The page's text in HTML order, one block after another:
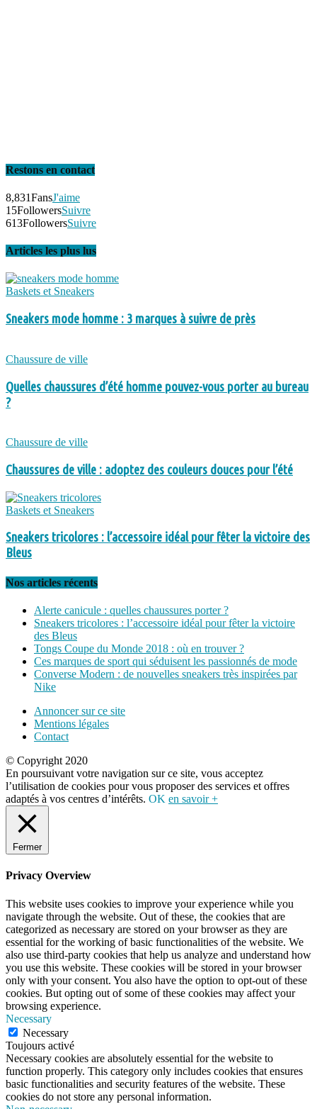
Restons en contact
8,831FansJ'aime
15FollowersSuivre
613FollowersSuivre
Articles les plus lus
Baskets et Sneakers
Sneakers mode homme : 3 marques à suivre de près
Chaussure de ville
Quelles chaussures d’été homme pouvez-vous porter au bureau
?
Chaussure de ville
Chaussures de ville : adoptez des couleurs douces pour l’été
Baskets et Sneakers
Sneakers tricolores : l’accessoire idéal pour fêter la victoire des
Bleus
Nos articles récents
Alerte canicule : quelles chaussures porter ?
Sneakers tricolores : l’accessoire idéal pour fêter la victoire
des Bleus
Tongs Coupe du Monde 2018 : où en trouver ?
Ces marques de sport qui séduisent les passionnés de mode
Converse Modern : de nouvelles sneakers très inspirées par
Nike
Annoncer sur ce site
Mentions légales
Contact
© Copyright 2020
En poursuivant votre navigation sur ce site, vous acceptez
l’utilisation de cookies pour vous proposer des services et offres
adaptés à vos centres d’intérêts. OK en savoir +
Fermer
Privacy Overview
This website uses cookies to improve your experience while you
navigate through the website. Out of these, the cookies that are
categorized as necessary are stored on your browser as they are
essential for the working of basic functionalities of the website. We
also use third-party cookies that help us analyze and understand how
you use this website. These cookies will be stored in your browser
only with your consent. You also have the option to opt-out of these
cookies. But opting out of some of these cookies may affect your
browsing experience.
Necessary
Necessary
Toujours activé
Necessary cookies are absolutely essential for the website to
function properly. This category only includes cookies that ensures
basic functionalities and security features of the website. These
cookies do not store any personal information.